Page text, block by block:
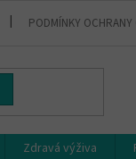
PODMÍNKY OCHRANY
Zdravá výživa